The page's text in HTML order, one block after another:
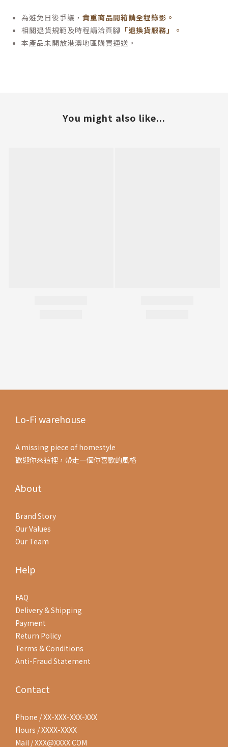
為避免日後爭議， 貴重商品開箱請全程錄影。
相關退貨規範及時程請洽頁腳 「退換貨服務」
。
本產品未開放港澳地區購買運送。
You might also like...
Lo-Fi warehouse
A missing piece of homestyle
歡迎你來這裡，帶走一個你喜歡的風格
About
Brand Story
Our Values
Our Team
Help
FAQ
Delivery & Shipping
Payment
Return Policy
Terms & Conditions
Anti-Fraud Statement
Contact
Phone / XX-XXX-XXX-XXX
Hours / XXXX-XXXX
Mail / XXX@XXXX.COM